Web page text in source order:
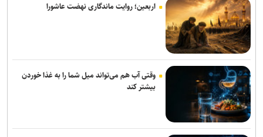
اربعین؛ روایت ماندگاری نهضت عاشورا
وقتی آب هم می‌تواند میل شما را به غذا خوردن
بیشتر کند